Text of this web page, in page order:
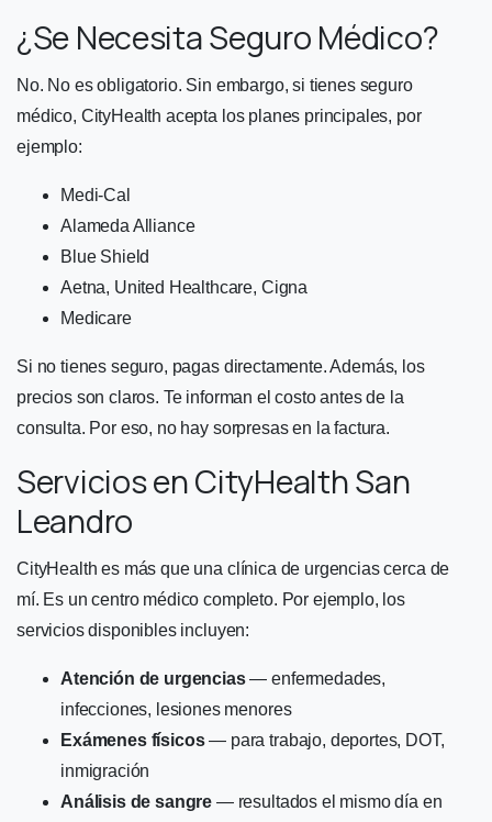
¿Se Necesita Seguro Médico?
No. No es obligatorio. Sin embargo, si tienes seguro
médico, CityHealth acepta los planes principales, por
ejemplo:
Medi-Cal
Alameda Alliance
Blue Shield
Aetna, United Healthcare, Cigna
Medicare
Si no tienes seguro, pagas directamente. Además, los
precios son claros. Te informan el costo antes de la
consulta. Por eso, no hay sorpresas en la factura.
Servicios en CityHealth San
Leandro
CityHealth es más que una clínica de urgencias cerca de
mí. Es un centro médico completo. Por ejemplo, los
servicios disponibles incluyen:
Atención de urgencias— enfermedades,
infecciones, lesiones menores
Exámenes físicos— para trabajo, deportes, DOT,
inmigración
Análisis de sangre — resultados el mismo día en